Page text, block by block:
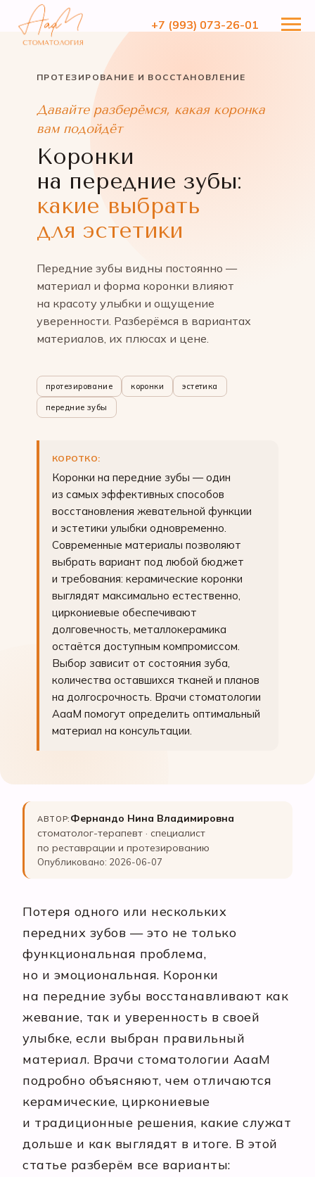
+7 (993) 073-26-01
+7 (993) 073-26-01
ПРОТЕЗИРОВАНИЕ И ВОССТАНОВЛЕНИЕ
Давайте разберёмся, какая коронка
вам подойдёт
Коронки
на передние зубы:
какие выбрать
для эстетики
Передние зубы видны постоянно —
материал и форма коронки влияют
на красоту улыбки и ощущение
уверенности. Разберёмся в вариантах
материалов, их плюсах и цене.
протезирование коронки эстетика
передние зубы
КОРОТКО:
Коронки на передние зубы — один
из самых эффективных способов
восстановления жевательной функции
и эстетики улыбки одновременно.
Современные материалы позволяют
выбрать вариант под любой бюджет
и требования: керамические коронки
выглядят максимально естественно,
циркониевые обеспечивают
долговечность, металлокерамика
остаётся доступным компромиссом.
Выбор зависит от состояния зуба,
количества оставшихся тканей и планов
на долгосрочность. Врачи стоматологии
АааМ помогут определить оптимальный
материал на консультации.
АВТОР: Фернандо Нина Владимировна
стоматолог-терапевт · специалист
по реставрации и протезированию
Опубликовано: 2026-06-07
Потеря одного или нескольких
передних зубов — это не только
функциональная проблема,
но и эмоциональная. Коронки
на передние зубы восстанавливают как
жевание, так и уверенность в своей
улыбке, если выбран правильный
материал. Врачи стоматологии АааМ
подробно объясняют, чем отличаются
керамические, циркониевые
и традиционные решения, какие служат
дольше и как выглядят в итоге. В этой
статье разберём все варианты: